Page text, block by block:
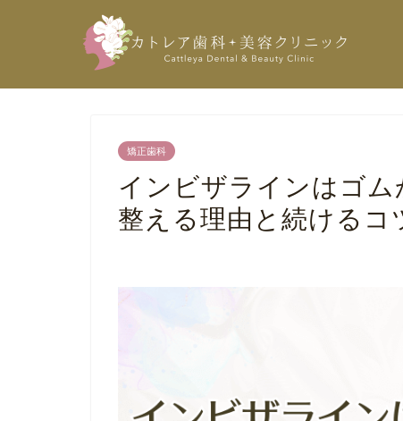
矯正歯科
インビザラインはゴ
整える理由と続けるコ